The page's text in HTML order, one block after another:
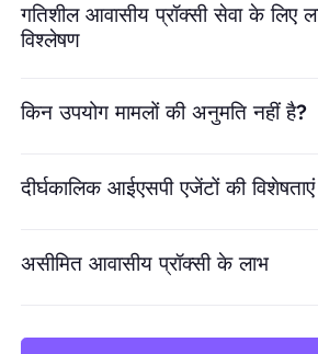
गतिशील आवासीय प्रॉक्सी सेवा के लिए
विश्लेषण
किन उपयोग मामलों की अनुमति नहीं है?
BestProxy धोखाधड़ी, स्पैम, नकली
दीर्घकालिक आईएसपी एजेंटों की
असीमित आवासीय प्रॉक्सी के लाभ